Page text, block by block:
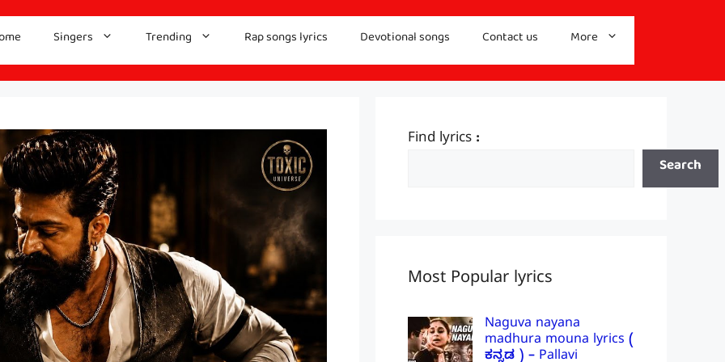
Singers Trending Rap songs lyrics Devotional songs Contact us More
Find lyrics :
Search
Most Popular lyrics
Naguva nayana
madhura mouna lyrics (
ಕನ್ನಡ ) – Pallavi